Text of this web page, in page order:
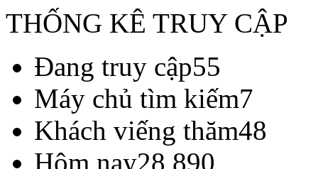
THỐNG KÊ TRUY CẬP
Đang truy cập55
Máy chủ tìm kiếm7
Khách viếng thăm48
Hôm nay28,890